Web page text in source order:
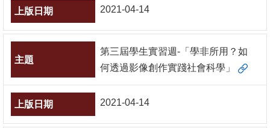
2021-04-14
第三屆學生實習週-「學非所用？如
何透過影像創作實踐社會科學」
2021-04-14